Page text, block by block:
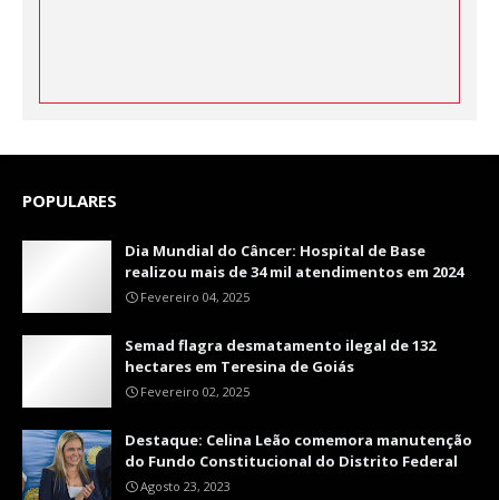
POPULARES
Dia Mundial do Câncer: Hospital de Base
realizou mais de 34 mil atendimentos em 2024
Fevereiro 04, 2025
Semad flagra desmatamento ilegal de 132
hectares em Teresina de Goiás
Fevereiro 02, 2025
Destaque: Celina Leão comemora manutenção
do Fundo Constitucional do Distrito Federal
Agosto 23, 2023